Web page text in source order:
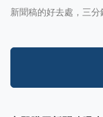
新聞稿的好去處，三